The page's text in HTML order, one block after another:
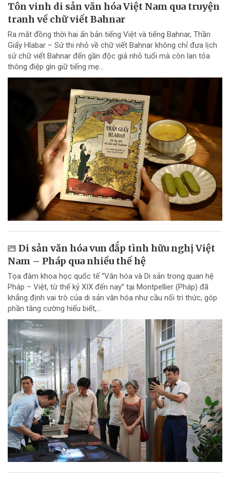
Tôn vinh di sản văn hóa Việt Nam qua truyện
tranh về chữ viết Bahnar
Ra mắt đồng thời hai ấn bản tiếng Việt và tiếng Bahnar, Thần
Giấy Hlabar – Sử thi nhỏ về chữ viết Bahnar không chỉ đưa lịch
sử chữ viết Bahnar đến gần độc giả nhỏ tuổi mà còn lan tỏa
thông điệp gìn giữ tiếng mẹ...
Di sản văn hóa vun đắp tình hữu nghị Việt
Nam – Pháp qua nhiều thế hệ
Tọa đàm khoa học quốc tế “Văn hóa và Di sản trong quan hệ
Pháp – Việt, từ thế kỷ XIX đến nay” tại Montpellier (Pháp) đã
khẳng định vai trò của di sản văn hóa như cầu nối tri thức, góp
phần tăng cường hiểu biết,...